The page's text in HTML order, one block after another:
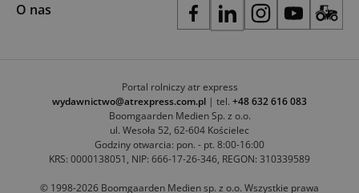
O nas
Portal rolniczy atr express
wydawnictwo@atrexpress.com.pl | tel. +48 632 616 083
Boomgaarden Medien Sp. z o.o.
ul. Wesoła 52, 62-604 Kościelec
Godziny otwarcia: pon. - pt. 8:00-16:00
KRS: 0000138051, NIP: 666-17-26-346, REGON: 310339589
© 1998-2026 Boomgaarden Medien sp. z o.o. Wszystkie prawa